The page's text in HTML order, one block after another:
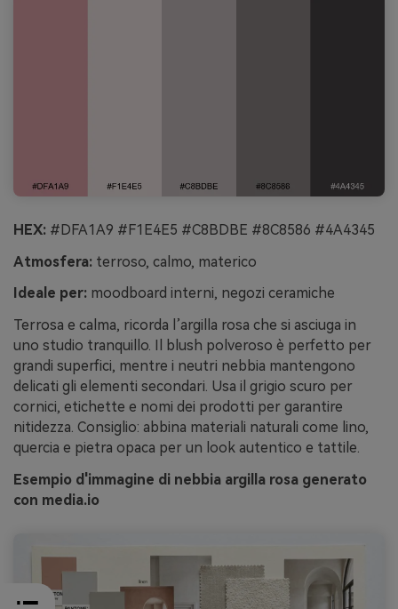
HEX: #DFA1A9 #F1E4E5 #C8BDBE #8C8586 #4A4345
Atmosfera: terroso, calmo, materico
Ideale per: moodboard interni, negozi ceramiche
Terrosa e calma, ricorda l’argilla rosa che si asciuga in
uno studio tranquillo. Il blush polveroso è perfetto per
grandi superfici, mentre i neutri nebbia mantengono
delicati gli elementi secondari. Usa il grigio scuro per
cornici, etichette e nomi dei prodotti per garantire
nitidezza. Consiglio: abbina materiali naturali come lino,
quercia e pietra opaca per un look autentico e tattile.
Esempio d'immagine di nebbia argilla rosa generato
con media.io